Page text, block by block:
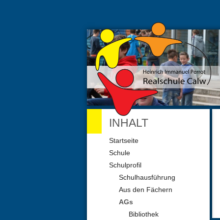
INHALT
Navigation
Startseite
Schule
Schulprofil
Schulhausführung
Aus den Fächern
AGs
Bibliothek